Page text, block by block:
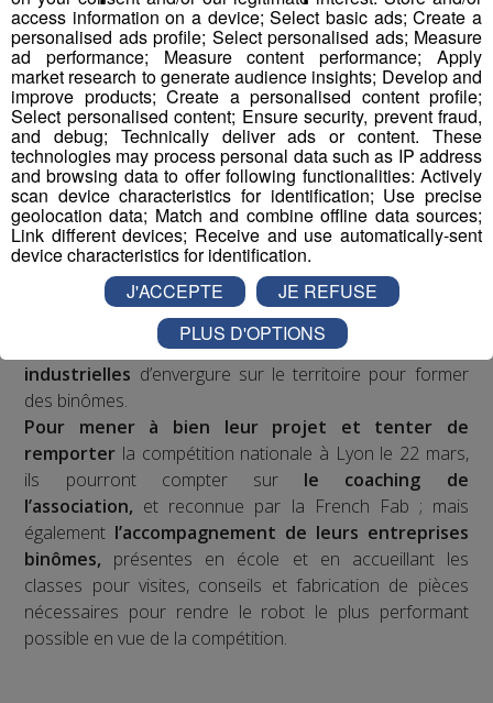
prétexte du robot : de la fabrication d’un robot par des
collégiens et lycéens sur plusieurs mois à leur
participation à une compétition apprenante de robots le
"First Tech Challenge" en points d’orgue, avec leur robot
fabriqué.
Les jeunes des établissements scolaires doivent
fabriquer un robot à partir d'un kit de pièces détachées
fourni par l'association organisatrice la compétition
"Robotique First France". Dans le cadre de TOP FAB, le
Groupe Mont Blanc Médias fait appel à
établissements scolaires volontaires
challenge en les associant à4 entreprises
industrielles d’envergure sur le territoire pour former
des binômes.
Pour mener à bien leur projet et tenter de
remporter la compétition nationale à Lyon le 22 mars,
ils pourront compter sur le coaching de
l’association, et reconnue par la French Fab ; mais
également l’accompagnement de leurs entreprises
binômes, présentes en école et en accueillant les
classes pour visites, conseils et fabrication de pièces
nécessaires pour rendre le robot le plus performant
possible en vue de la compétition.
access information on a device; Select basic ads; Create a
personalised ads profile; Select personalised ads; Measure
ad performance; Measure content performance; Apply
market research to generate audience insights; Develop and
improve products; Create a personalised content profile;
Select personalised content; Ensure security, prevent fraud,
and debug; Technically deliver ads or content. These
technologies may process personal data such as IP address
and browsing data to offer following functionalities: Actively
scan device characteristics for identification; Use precise
geolocation data; Match and combine offline data sources;
Link different devices; Receive and use automatically-sent
device characteristics for identification.
J'ACCEPTE
JE REFUSE
PLUS D'OPTIONS